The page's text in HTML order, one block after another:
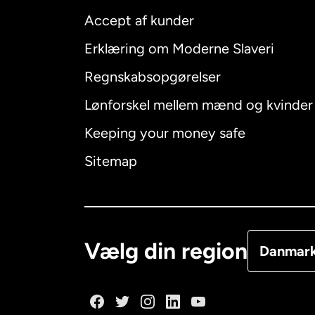
Accept af kunder
Erklæring om Moderne Slaveri
Regnskabsopgørelser
Lønforskel mellem mænd og kvinder
Keeping your money safe
Sitemap
Vælg din region
Australien